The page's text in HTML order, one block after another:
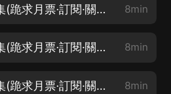
風水鋪 第003集(跪求月票·訂閱·關注·評論·點讚） 8min
風水鋪 第004集(跪求月票·訂閱·關注·評論·點讚） 8min
風水鋪 第005集(跪求月票·訂閱·關注·評論·點讚） 8min